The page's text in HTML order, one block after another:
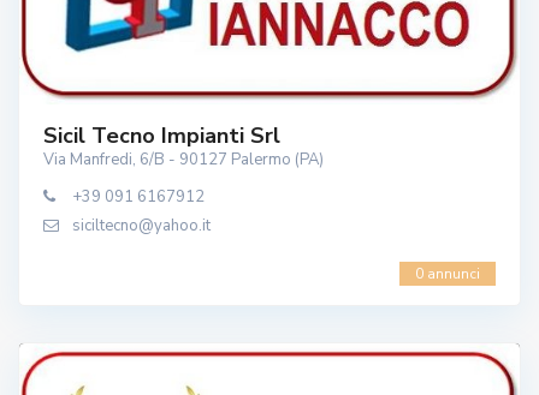
Sicil Tecno Impianti Srl
Via Manfredi, 6/B - 90127 Palermo (PA)
+39 091 6167912
siciltecno@yahoo.it
0 annunci